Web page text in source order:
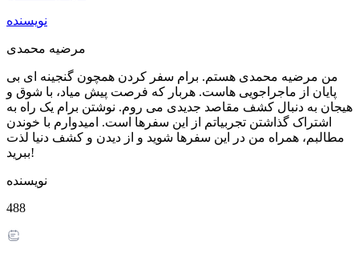
نویسنده
مرضیه محمدی
من مرضیه محمدی هستم. برام سفر کردن همچون گنجینه ای بی
پایان از ماجراجویی هاست. هربار که فرصت پیش میاد، با شوق و
هیجان به دنبال کشف مقاصد جدیدی می روم. نوشتن برام یک راه به
اشتراک گذاشتن تجربیاتم از این سفرها است. امیدوارم با خوندن
مطالبم، همراه من در این سفرها شوید و از دیدن و کشف دنیا لذت
ببرید!
نویسنده
488